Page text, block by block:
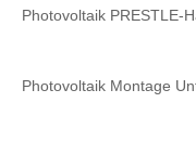
Photovoltaik PRESTLE-
Photovoltaik Montage